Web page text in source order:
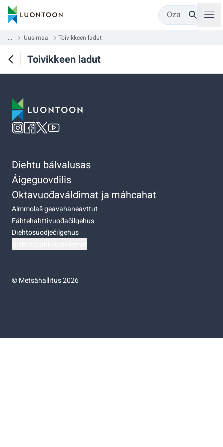
Oza
... Uusimaa Toivikkeen ladut
Toivikkeen ladut
Diehtu bálvalusas
Áigeguovdilis
Oktavuođaváldimat ja máhcahat
Almmolaš geavahaneavttut
Fáhtehahttivuođačilgehus
Diehtosuodječilgehus
©Metsähallitus 2026